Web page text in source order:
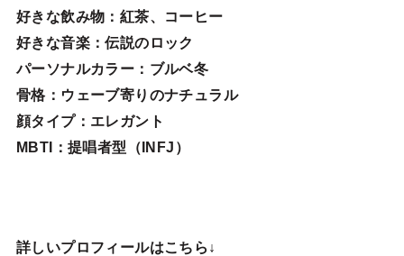
好きな飲み物：紅茶、コーヒー
好きな音楽：伝説のロック
パーソナルカラー：ブルベ冬
骨格：ウェーブ寄りのナチュラル
顔タイプ：エレガン ト
MBTI：提唱者型（INFJ）
詳しいプロフィールはこちら↓